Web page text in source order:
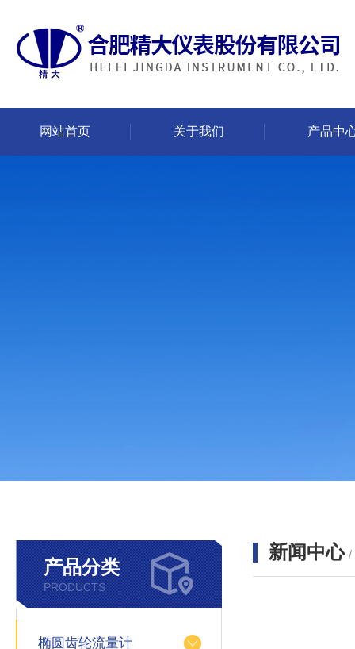
网站首页 关于我们 产品中
产品分类
PRODUCTS
椭圆齿轮流量计
新闻中心 /